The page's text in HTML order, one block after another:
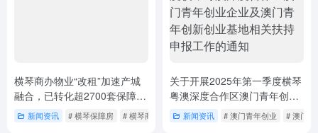
横琴商办物业“改租”加速产城
融合，已转化超2700套保障性
租赁住房
新闻资讯 # 横琴保障房 # 横琴商办改租 # 横琴商办改革
关于开展2025年第一季度横琴
粤澳深度合作区澳门青年创业
企业及澳门青年创新创业基地
相关扶持申报工作的通知
新闻资讯 # 澳门青年创业 # 澳门